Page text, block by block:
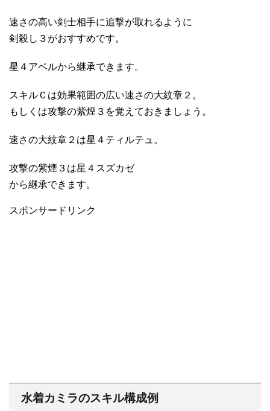
速さの高い剣士相手に追撃が取れるように
剣殺し３がおすすめです。
星４アベルから継承できます。
スキルＣは効果範囲の広い速さの大紋章２。
もしくは攻撃の紫煙３を覚えておきましょう。
速さの大紋章２は星４ティルテュ。
攻撃の紫煙３は星４スズカゼ
から継承できます。
スポンサードリンク
水着カミラのスキル構成例